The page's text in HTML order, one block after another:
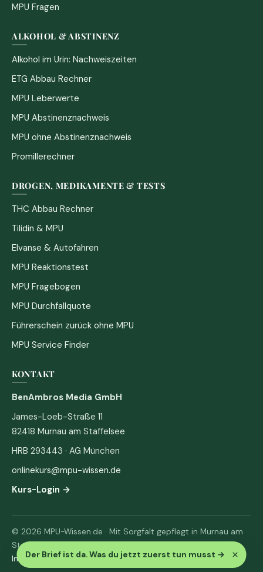
Der Brief ist da. Was du jetzt zuerst tun musst → ×
MPU Fragen
ALKOHOL & ABSTINENZ
Alkohol im Urin: Nachweiszeiten
ETG Abbau Rechner
MPU Leberwerte
MPU Abstinenznachweis
MPU ohne Abstinenznachweis
Promillerechner
DROGEN, MEDIKAMENTE & TESTS
THC Abbau Rechner
Tilidin & MPU
Elvanse & Autofahren
MPU Reaktionstest
MPU Fragebogen
MPU Durchfallquote
Führerschein zurück ohne MPU
MPU Service Finder
KONTAKT
BenAmbros Media GmbH
James-Loeb-Straße 11
82418 Murnau am Staffelsee
HRB 293443 · AG München
onlinekurs@mpu-wissen.de
Kurs-Login →
© 2026 MPU-Wissen.de · Mit Sorgfalt gepflegt in Murnau am
Staffelsee
Impressum· Datenschutz & AGB